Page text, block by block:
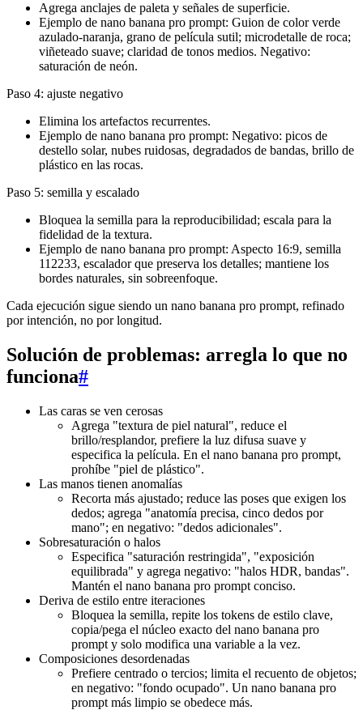
Agrega anclajes de paleta y señales de superficie.
Ejemplo de nano banana pro prompt: Guion de color verde
azulado-naranja, grano de película sutil; microdetalle de roca;
viñeteado suave; claridad de tonos medios. Negativo:
saturación de neón.
Paso 4: ajuste negativo
Elimina los artefactos recurrentes.
Ejemplo de nano banana pro prompt: Negativo: picos de
destello solar, nubes ruidosas, degradados de bandas, brillo de
plástico en las rocas.
Paso 5: semilla y escalado
Bloquea la semilla para la reproducibilidad; escala para la
fidelidad de la textura.
Ejemplo de nano banana pro prompt: Aspecto 16:9, semilla
112233, escalador que preserva los detalles; mantiene los
bordes naturales, sin sobreenfoque.
Cada ejecución sigue siendo un nano banana pro prompt, refinado
por intención, no por longitud.
Solución de problemas: arregla lo que no
funciona#
Las caras se ven cerosas
Agrega "textura de piel natural", reduce el
brillo/resplandor, prefiere la luz difusa suave y
especifica la película. En el nano banana pro prompt,
prohíbe "piel de plástico".
Las manos tienen anomalías
Recorta más ajustado; reduce las poses que exigen los
dedos; agrega "anatomía precisa, cinco dedos por
mano"; en negativo: "dedos adicionales".
Sobresaturación o halos
Especifica "saturación restringida", "exposición
equilibrada" y agrega negativo: "halos HDR, bandas".
Mantén el nano banana pro prompt conciso.
Deriva de estilo entre iteraciones
Bloquea la semilla, repite los tokens de estilo clave,
copia/pega el núcleo exacto del nano banana pro
prompt y solo modifica una variable a la vez.
Composiciones desordenadas
Prefiere centrado o tercios; limita el recuento de objetos;
en negativo: "fondo ocupado". Un nano banana pro
prompt más limpio se obedece más.